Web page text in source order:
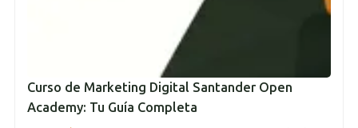
Curso de Marketing Digital Santander Open
Academy: Tu Guía Completa